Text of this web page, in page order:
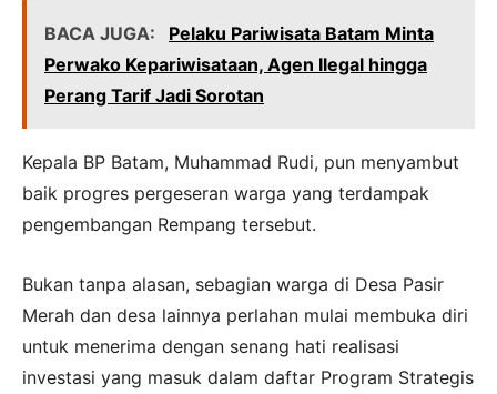
BACA JUGA:
Pelaku Pariwisata Batam Minta
Perwako Kepariwisataan, Agen Ilegal hingga
Perang Tarif Jadi Sorotan
Kepala BP Batam, Muhammad Rudi, pun menyambut
baik progres pergeseran warga yang terdampak
pengembangan Rempang tersebut.
Bukan tanpa alasan, sebagian warga di Desa Pasir
Merah dan desa lainnya perlahan mulai membuka diri
untuk menerima dengan senang hati realisasi
investasi yang masuk dalam daftar Program Strategis